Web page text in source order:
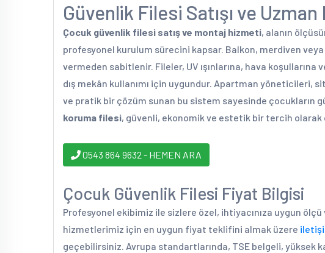
Güvenlik Filesi Satışı ve
Çocuk güvenlik filesi satış ve montaj hizmeti, alanın
profesyonel kurulum sürecini kapsar. Balkon, merdiven
vermeden sabitlenir. Fileler, UV ışınlarına, hava koşullarına
dış mekân kullanımı için uygundur. Apartman yöneticileri,
ve pratik bir çözüm sunan bu sistem sayesinde çocukların
koruma filesi, güvenli, ekonomik ve estetik bir tercih olarak
0543 864 9632 - HEMEN ARA
Çocuk Güvenlik Filesi Fiyat Bilgisi
Profesyonel ekibimiz ile sizlere özel, ihtiyacınıza uygun
hizmetlerimiz için en uygun fiyat teklifini almak üzere
geçebilirsiniz. Avrupa standartlarında, TSE belgeli, yüksek